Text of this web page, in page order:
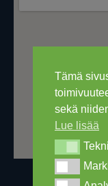
Tämä
sekä
Lue lisää
Tekninen